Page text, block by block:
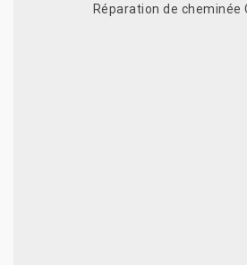
Réparation de cheminée